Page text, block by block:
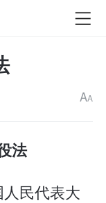
AA
法
人民代表大